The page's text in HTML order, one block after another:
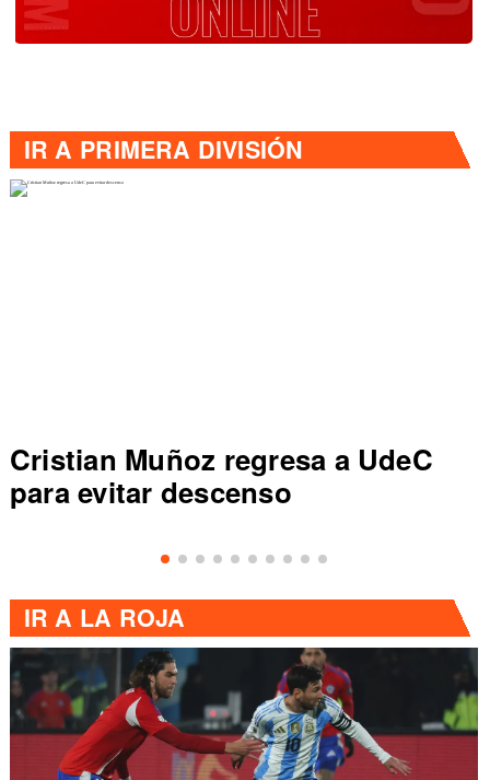
IR A PRIMERA DIVISIÓN
Cristian Muñoz regresa a UdeC
para evitar descenso
IR A LA ROJA